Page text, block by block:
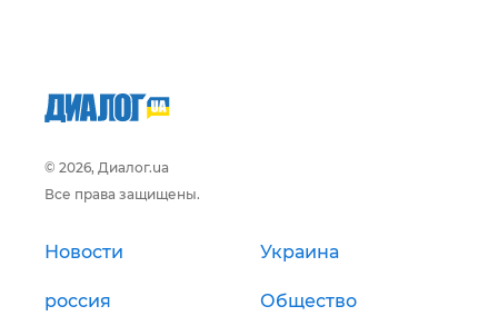
© 2026, Диалог.ua
Все права защищены.
Новости Украина
россия Общество